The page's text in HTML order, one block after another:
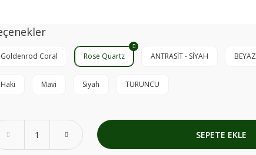
Goldenrod Coral Rose Quartz ANTRASİT - SİYAH BEYAZ
Haki Mavi Siyah TURUNCU
SEPETE EKLE